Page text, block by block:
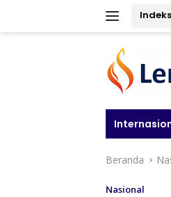
Indeks
Beranda
Nasional